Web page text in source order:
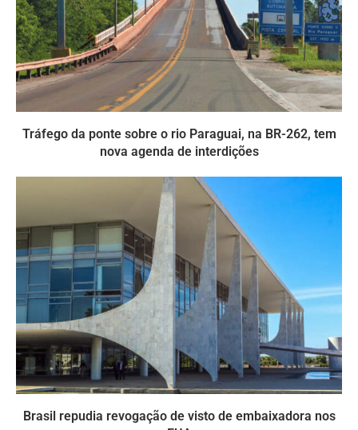
Tráfego da ponte sobre o rio Paraguai, na BR-262, tem
nova agenda de interdições
Brasil repudia revogação de visto de embaixadora nos